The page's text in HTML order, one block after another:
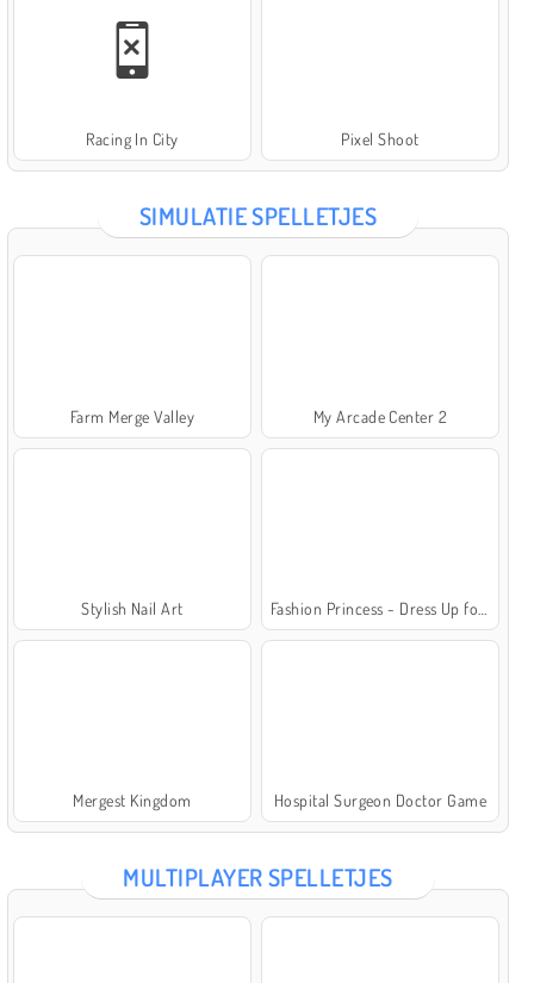
Racing In City Pixel Shoot
SIMULATIE SPELLETJES
Farm Merge Valley My Arcade Center 2
Stylish Nail Art
Mergest Kingdom Hospital Surgeon Doctor Game
MULTIPLAYER SPELLETJES